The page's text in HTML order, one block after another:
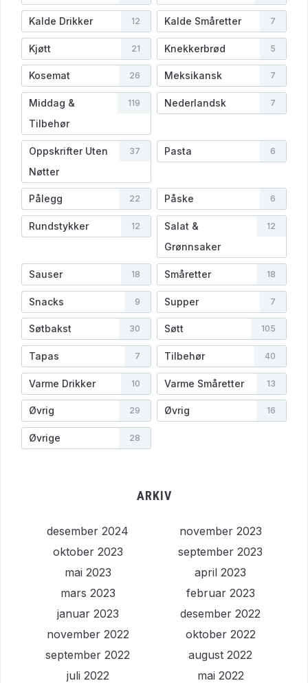
Kalde Drikker 12 Kalde Småretter 7
Kjøtt 21 Knekkerbrød 5
Kosemat 26 Meksikansk 7
Middag &
Tilbehør
119 Nederlandsk 7
Oppskrifter Uten
Nøtter
37 Pasta 6
Pålegg 22 Påske 6
Rundstykker 12
Salat &
Grønnsaker
12
Sauser 18 Småretter 18
Snacks 9 Supper 7
Søtbakst 30 Søtt 105
Tapas 7 Tilbehør 40
Varme Drikker 10 Varme Småretter 13
Øvrig 29 Øvrig 16
Øvrige 28
ARKIV
desember 2024
november 2023
oktober 2023
september 2023
mai 2023
april 2023
mars 2023
februar 2023
januar 2023
desember 2022
november 2022
oktober 2022
september 2022
august 2022
juli 2022
mai 2022